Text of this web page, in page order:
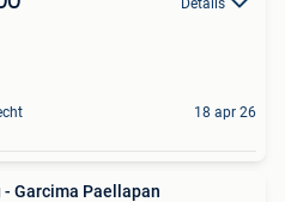
Details
18 apr 26
Garcima Paellapan